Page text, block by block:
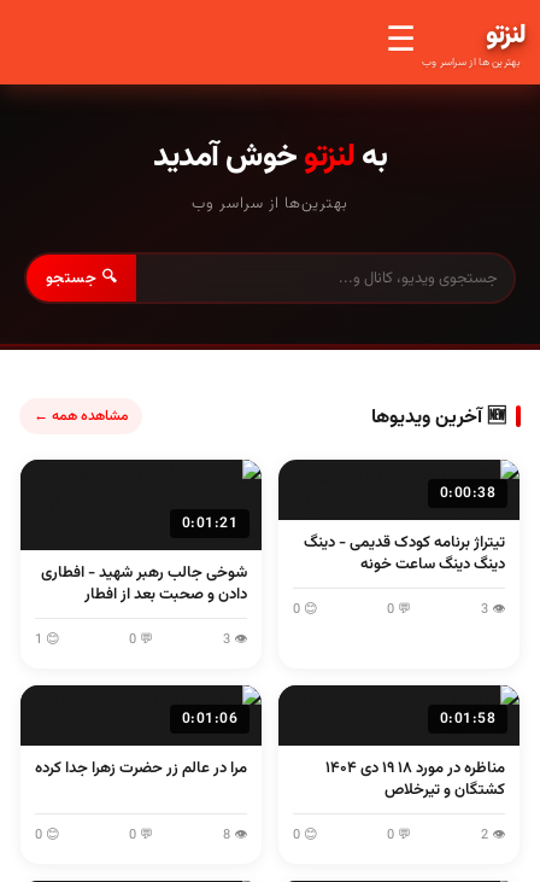
لنزتو
بهترین ها از سراسر وب ☰
بهلنزتوخوش آمدید
بهترین‌ها از سراسر وب
🔍 جستجو
🆕 آخرین ویدیوها مشاهده همه ←
0:00:38
تیتراژ برنامه کودک قدیمی - دینگ
دینگ دینگ ساعت خونه
👁 3
💬 0
😊 0
0:01:21
شوخی جالب رهبر شهید - افطاری
دادن و صحبت بعد از افطار
👁 3
💬 0
😊 1
0:01:58
مناظره در مورد ۱۸ ۱۹ دی ۱۴۰۴
کشتگان و تیرخلاص
👁 2
💬 0
😊 0
0:01:06
مرا در عالم زر حضرت زهرا جدا کرده
👁 8
💬 0
😊 0